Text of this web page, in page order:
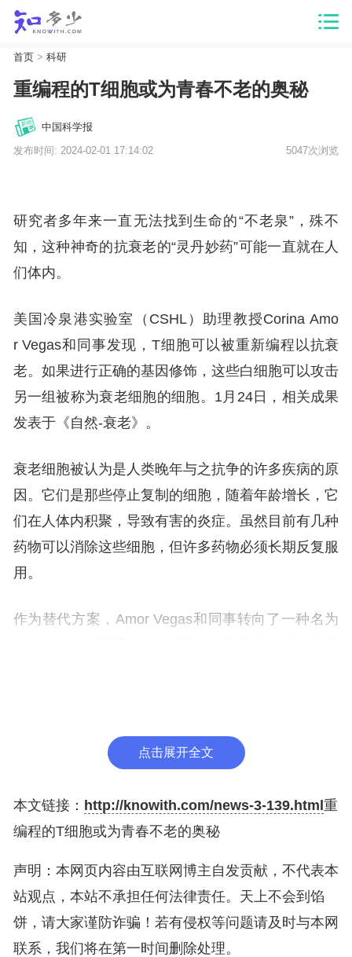
首页> 科研
重编程的T细胞或为青春不老的奥秘
中国科学报
发布时间: 2024-02-01 17:14:02 5047次浏览
研究者多年来一直无法找到生命的“不老泉”，殊不
知，这种神奇的抗衰老的“灵丹妙药”可能一直就在人
们体内。
美国冷泉港实验室（CSHL）助理教授Corina Amo
r Vegas和同事发现，T细胞可以被重新编程以抗衰
老。如果进行正确的基因修饰，这些白细胞可以攻击
另一组被称为衰老细胞的细胞。1月24日，相关成果
发表于《自然-衰老》。
衰老细胞被认为是人类晚年与之抗争的许多疾病的原
因。它们是那些停止复制的细胞，随着年龄增长，它
们在人体内积聚，导致有害的炎症。虽然目前有几种
药物可以消除这些细胞，但许多药物必须长期反复服
用。
作为替代方案，Amor Vegas和同事转向了一种名为
没有任何组织损伤或毒性。
“如果我们将它用于年老的小鼠，它们会恢复活力；
如果把它用于年轻的小鼠，它们衰老得更慢。目前没
也许CAR-T细胞最大的力量是它们的长效。研究小
组发现，年轻时服用一剂就可能产生终生效果。这种
单一的治疗方法可以预防人类晚年常见的疾病，比如
点击展开全文
本文链接： http://knowith.com/news-3-139.html 重
编程的T细胞或为青春不老的奥秘
声明：本网页内容由互联网博主自发贡献，不代表本
站观点，本站不承担任何法律责任。天上不会到馅
饼，请大家谨防诈骗！若有侵权等问题请及时与本网
联系，我们将在第一时间删除处理。